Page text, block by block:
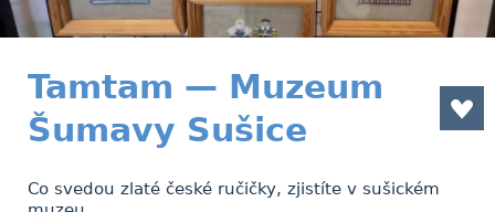
Tamtam — Muzeum
Šumavy Sušice
Co svedou zlaté české ručičky, zjistíte v sušickém